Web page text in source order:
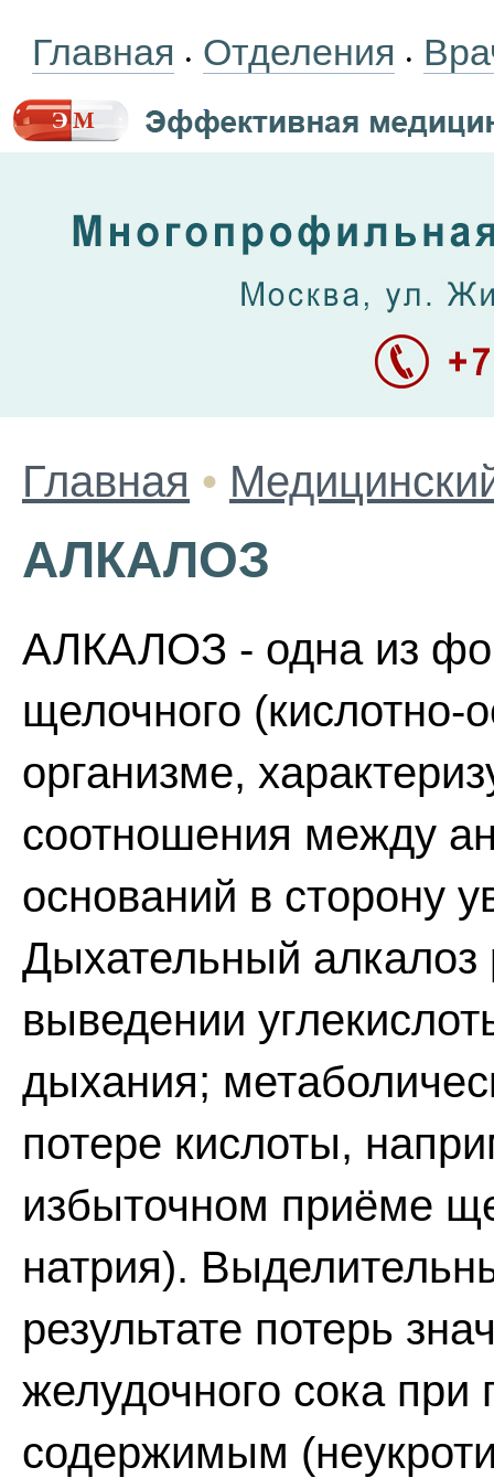
Главная • Отделения •
Главная •
АЛКАЛОЗ
АЛКАЛОЗ - одна из
щелочного (кислотно-
организме,
соотношения между
оснований в сторону
Дыхательный алкалоз
выведении
дыхания;
потере кислоты,
избыточном приёме
натрия).
результате потерь
желудочного сока
содержимым